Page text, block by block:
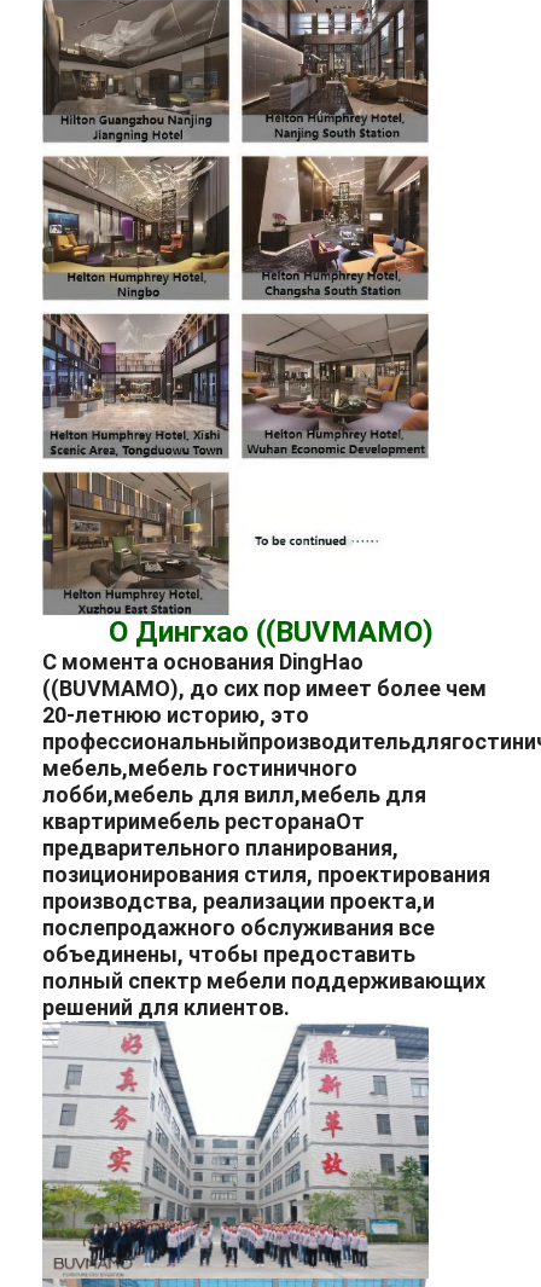
О Дингхао ((BUVMAMO)
С момента основания DingHao
((BUVMAMO), до сих пор имеет более чем
20-летнюю историю, это
профессиональныйпроизводительдля
мебель,мебель гостиничного
лобби,мебель для вилл,мебель для
квартиримебель ресторанаОт
предварительного планирования,
позиционирования стиля, проектирования
производства, реализации проекта,и
послепродажного обслуживания все
объединены, чтобы предоставить
полный спектр мебели поддерживающих
решений для клиентов.